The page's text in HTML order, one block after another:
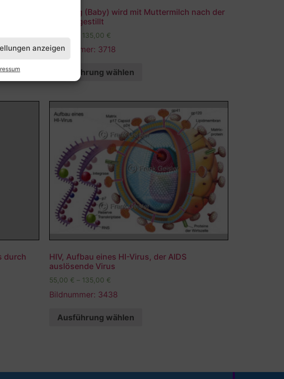
anzeigen
mit
Säugling (Baby) wird mit Muttermilch nach der
Geburt gestillt
135,00 €
Bildnummer: 3718
Ausführung wählen
durch
HIV, Aufbau eines HI-Virus, der AIDS
auslösende Virus
55,00 € – 135,00 €
Bildnummer: 3438
Ausführung wählen